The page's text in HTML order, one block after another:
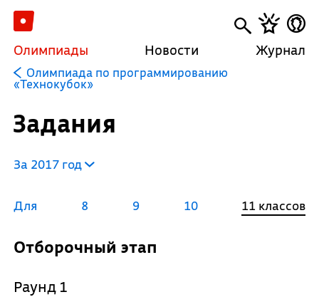
Олимпиады Новости Журнал
Олимпиада по программированию
«Технокубок»
Задания
За 2017 год
Для 8 9 10 11 классов
Отборочный этап
Раунд 1